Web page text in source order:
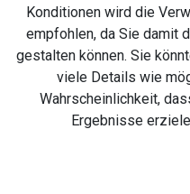
Konditionen wird die
empfohlen, da Sie damit
gestalten können. Sie
viele Details wie
Wahrscheinlichkeit,
Ergebnisse